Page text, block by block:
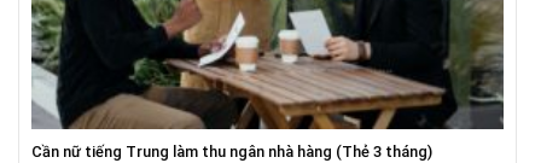
Cần nữ tiếng Trung làm thu ngân nhà hàng (Thẻ 3 tháng)